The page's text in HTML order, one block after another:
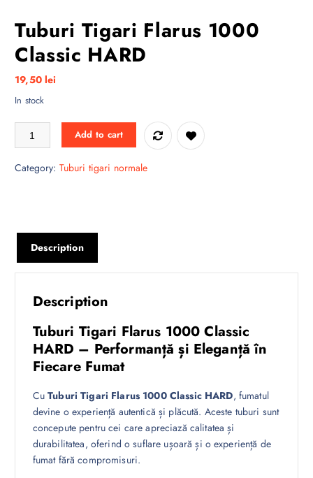
Tuburi Tigari Flarus 1000
Classic HARD
19,50 lei
In stock
Tuburi Tigari Flarus 1000 Classic HARD quantity
Add to cart
Category: Tuburi tigari normale
Description
Description
Tuburi Tigari Flarus 1000 Classic
HARD – Performanță și Eleganță în
Fiecare Fumat
CuTuburi Tigari Flarus 1000 Classic HARD, fumatul
devine o experiență autentică și plăcută. Aceste tuburi sunt
concepute pentru cei care apreciază calitatea și
durabilitatea, oferind o suflare ușoară și o experiență de
fumat fără compromisuri.